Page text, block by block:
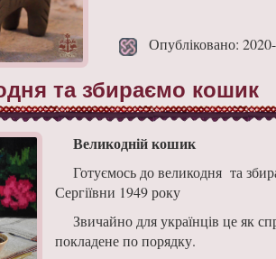
Опубліковано:
та збираємо кошик
Великодній кошик
Готуємось до великодня та
Сергіївни 1949 року
Звичайно для українців це як
покладене по порядку.